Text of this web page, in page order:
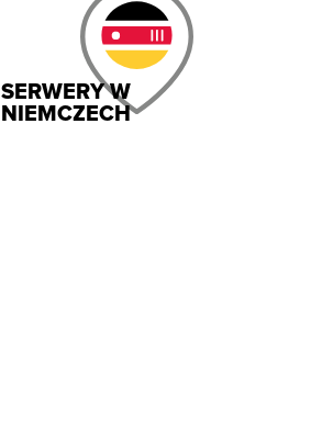
SERWERY W
NIEMCZECH